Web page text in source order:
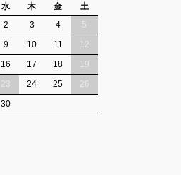
水 木 金
土
2 3 4
5
9 10 11
12
16 17 18
19
23 24 25
26
30